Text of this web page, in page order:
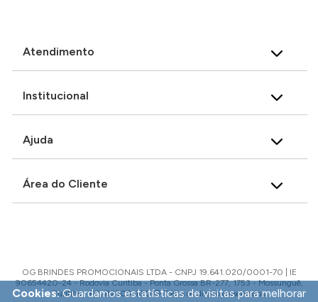
Atendimento
Institucional
Ajuda
Área do Cliente
OG BRINDES PROMOCIONAIS LTDA - CNPJ 19.641.020/0001-70 | IE
90654420-24 - Rodovia Curitiba - Ponta Grossa BR-277, 1753 - Mossunguê,
Curitiba - PR, 82305-100 © Todos os direitos reservados.
Cookies:Guardamos estatísticas de visitas para melhorar